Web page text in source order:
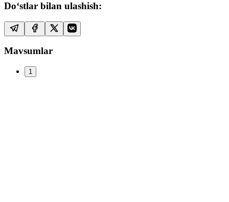
Do‘stlar bilan ulashish:
Mavsumlar
1